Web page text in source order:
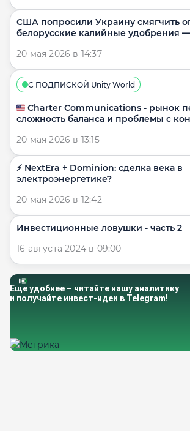
США попросили Украину смягчить
20 мая 2026 в 14:37
С ПОДПИСКОЙ Unity World
🇺🇸 Charter Communications - рынок
сложность баланса и проблемы с
20 мая 2026 в 13:15
⚡️ NextEra + Dominion: сделка века в
электроэнергетике?
20 мая 2026 в 12:42
​​Инвестиционные ловушки - часть 2
16 августа 2024 в 09:00
Еще удобнее – читайте нашу аналитику
и получайте инвест-идеи в Telegram!